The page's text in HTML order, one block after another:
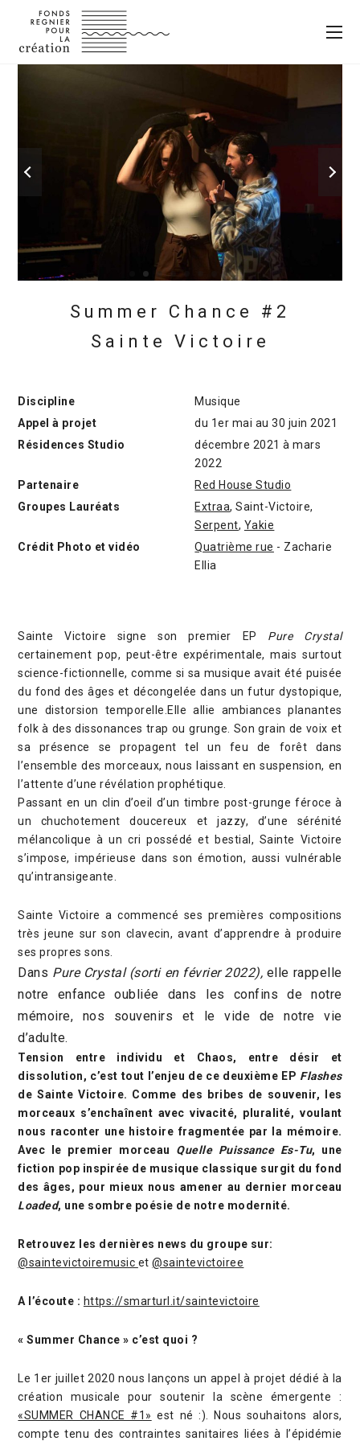
Summer Chance #2
Sainte Victoire
Discipline
Musique
Appel à projet
du 1er mai au 30 juin 2021
Résidences Studio
décembre 2021 à mars
2022
Partenaire
Red House Studio
Groupes Lauréats
Extraa, Saint-Victoire,
Serpent, Yakie
Crédit Photo et vidéo
Quatrième rue - Zacharie
Ellia
Sainte Victoire signe son premier EP Pure Crystal
certainement pop, peut-être expérimentale, mais surtout
science-fictionnelle, comme si sa musique avait été puisée
du fond des âges et décongelée dans un futur dystopique,
une distorsion temporelle.Elle allie ambiances planantes
folk à des dissonances trap ou grunge. Son grain de voix et
sa présence se propagent tel un feu de forêt dans
l’ensemble des morceaux, nous laissant en suspension, en
l’attente d’une révélation prophétique.
Passant en un clin d’oeil d’un timbre post-grunge féroce à
un chuchotement doucereux et jazzy, d’une sérénité
mélancolique à un cri possédé et bestial, Sainte Victoire
s’impose, impérieuse dans son émotion, aussi vulnérable
qu’intransigeante.
Sainte Victoire a commencé ses premières compositions
très jeune sur son clavecin, avant d’apprendre à produire
ses propres sons.
Dans Pure Crystal (sorti en février 2022), elle rappelle
notre enfance oubliée dans les confins de notre
mémoire, nos souvenirs et le vide de notre vie
d’adulte.
Tension entre individu et Chaos, entre désir et
dissolution, c’est tout l’enjeu de ce deuxième EP Flashes
de Sainte Victoire. Comme des bribes de souvenir, les
morceaux s’enchaînent avec vivacité, pluralité, voulant
nous raconter une histoire fragmentée par la mémoire.
Avec le premier morceau Quelle Puissance Es-Tu, une
fiction pop inspirée de musique classique surgit du fond
des âges, pour mieux nous amener au dernier morceau
Loaded, une sombre poésie de notre modernité.
Retrouvez les dernières news du groupe sur:
@saintevictoiremusic et@saintevictoiree
A l’écoute : https://smarturl.it/saintevictoire
« Summer Chance » c’est quoi ?
Le 1er juillet 2020 nous lançons un appel à projet dédié à la
création musicale pour soutenir la scène émergente :
«SUMMER CHANCE #1» est né :). Nous souhaitons alors,
compte tenu des contraintes sanitaires liées à l’épidémie